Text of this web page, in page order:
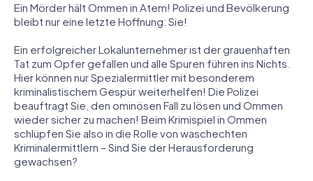
Ein Mörder hält Ommen in Atem! Polizei und Bevölkerung
bleibt nur eine letzte Hoffnung: Sie!
Ein erfolgreicher Lokalunternehmer ist der grauenhaften
Tat zum Opfer gefallen und alle Spuren führen ins Nichts.
Hier können nur Spezialermittler mit besonderem
kriminalistischem Gespür weiterhelfen! Die Polizei
beauftragt Sie, den ominösen Fall zu lösen und Ommen
wieder sicher zu machen! Beim Krimispiel in Ommen
schlüpfen Sie also in die Rolle von waschechten
Kriminalermittlern – Sind Sie der Herausforderung
gewachsen?